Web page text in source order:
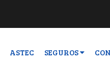
ASTEC SEGUROS